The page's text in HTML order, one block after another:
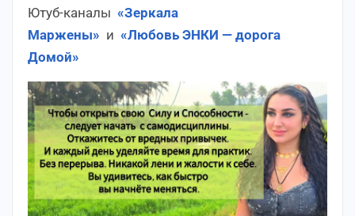
Ютуб-каналы «Зеркала
Маржены» и «Любовь ЭНКИ — дорога
Домой»